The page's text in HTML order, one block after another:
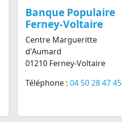
Banque Populaire
Ferney-Voltaire
Centre Margueritte
d'Aumard
01210 Ferney-Voltaire
Téléphone :04 50 28 47 45